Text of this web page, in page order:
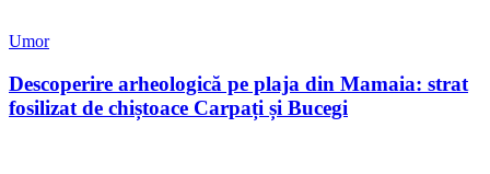
Umor
Descoperire arheologică pe plaja din Mamaia: strat
fosilizat de chiștoace Carpați și Bucegi